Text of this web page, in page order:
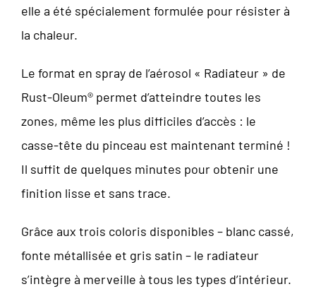
elle a été spécialement formulée pour résister à
la chaleur.
Le format en spray de l’aérosol « Radiateur » de
Rust-Oleum® permet d’atteindre toutes les
zones, même les plus difficiles d’accès : le
casse-tête du pinceau est maintenant terminé !
Il suffit de quelques minutes pour obtenir une
finition lisse et sans trace.
Grâce aux trois coloris disponibles – blanc cassé,
fonte métallisée et gris satin – le radiateur
s’intègre à merveille à tous les types d’intérieur.